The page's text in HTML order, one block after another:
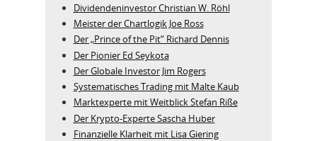
Dividendeninvestor Christian W. Röhl
Meister der Chartlogik Joe Ross
Der „Prince of the Pit“ Richard Dennis
Der Pionier Ed Seykota
Der Globale Investor Jim Rogers
Systematisches Trading mit Malte Kaub
Marktexperte mit Weitblick Stefan Riße
Der Krypto-Experte Sascha Huber
Finanzielle Klarheit mit Lisa Giering